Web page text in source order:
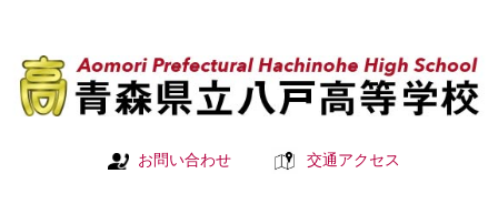
お問い合わせ 交通アクセス